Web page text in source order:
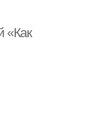
«Как